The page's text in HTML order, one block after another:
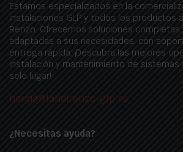
Estamos especializados en la
instalaciones GLP y todos los productos
Renzo. Ofrecemos soluciones completas
adaptadas a sus necesidades, con
entrega rápida. ¡Descubra las mejores
instalación y mantenimiento de sistemas
solo lugar!
tienda@landirenzo-glp.es
¿Necesitas ayuda?